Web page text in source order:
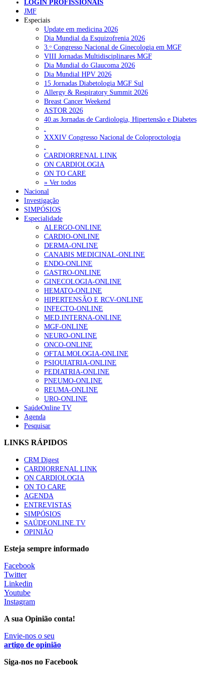
NOTÍCIAS RECENTES
Portugal está a formar os médicos de que precisa?
Estudantes de Medicina representados na 79.ª World Health
Assembly 6 de Agosto, 2026
SCORA X-Change Portugal promove formação internacional
em saúde sexual e reprodutiva
ANEM reúne com coordenador do Pacto Estratégico para a
Saúde 6 de Agosto, 2026
Sindicato diz que nova carreira de médicos dentistas reforça
estabilidade no SNS 6 de Agosto, 2026
NOTÍCIAS MAIS LIDAS
Enfermagem Forense. “Da urgência ao tribunal, cada
gesto conta e cada profissional faz a diferença”
202 visualizações
Alguns milhares de utentes podem ficar sem médico de
família com nova regras do registo, alerta associação
175 visualizações
Quase quatro em cada dez doentes com enfarte
apresentavam níveis elevados de Lp(a), revela estudo
86 visualizações
“Os programas de rastreio do cancro do pulmão são
custo-efetivos e representam um investimento
sustentável para os sistemas de saúde”
66 visualizações
mama triplo negativo metastático em doentes não
61 visualizações
Especialistas defendem mais potássio na alimentação
para ajudar a controlar a hipertensão
57 visualizações
Sindicato diz que nova carreira de médicos dentistas reforça
estabilidade no SNS
6 Ago, 2026
para tratamentos de infertilidade na Madeira
LOGIN PROFISSIONAIS
JMF
Especiais
Update em medicina 2026
Dia Mundial da Esquizofrenia 2026
3.ᵒ Congresso Nacional de Ginecologia em MGF
VIII Jornadas Multidisciplinares MGF
Dia Mundial do Glaucoma 2026
Dia Mundial HPV 2026
15 Jornadas Diabetologia MGF Sul
Allergy & Respiratory Summit 2026
Breast Cancer Weekend
ASTOR 2026
40.as Jornadas de Cardiologia, Hipertensão e Diabetes
.
XXXIV Congresso Nacional de Coloproctologia
.
CARDIORRENAL LINK
ON CARDIOLOGIA
ON TO CARE
» Ver todos
Nacional
Investigação
SIMPÓSIOS
Especialidade
ALERGO-ONLINE
CARDIO-ONLINE
DERMA-ONLINE
CANABIS MEDICINAL-ONLINE
ENDO-ONLINE
GASTRO-ONLINE
GINECOLOGIA-ONLINE
HEMATO-ONLINE
HIPERTENSÃO E RCV-ONLINE
INFECTO-ONLINE
MED.INTERNA-ONLINE
MGF-ONLINE
NEURO-ONLINE
ONCO-ONLINE
OFTALMOLOGIA-ONLINE
PSIQUIATRIA-ONLINE
PEDIATRIA-ONLINE
PNEUMO-ONLINE
REUMA-ONLINE
URO-ONLINE
SaúdeOnline TV
Agenda
Pesquisar
LINKS RÁPIDOS
CRM Digest
CARDIORRENAL LINK
ON CARDIOLOGIA
ON TO CARE
AGENDA
ENTREVISTAS
SIMPÓSIOS
SAÚDEONLINE.TV
OPINIÃO
Esteja sempre informado
Facebook
Twitter
Linkedin
Youtube
Instagram
A sua Opinião conta!
Envie-nos o seu
artigo de opinião
Siga-nos no Facebook